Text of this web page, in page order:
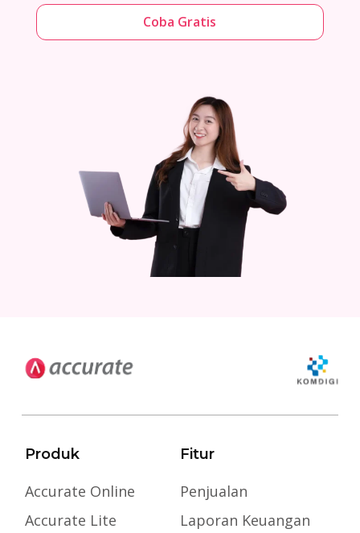
Coba Gratis
Produk
Accurate Online
Accurate Lite
Fitur
Penjualan
Laporan Keuangan